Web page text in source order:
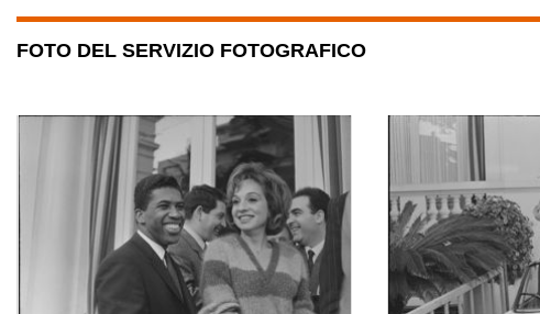
FOTO DEL SERVIZIO FOTOGRAFICO